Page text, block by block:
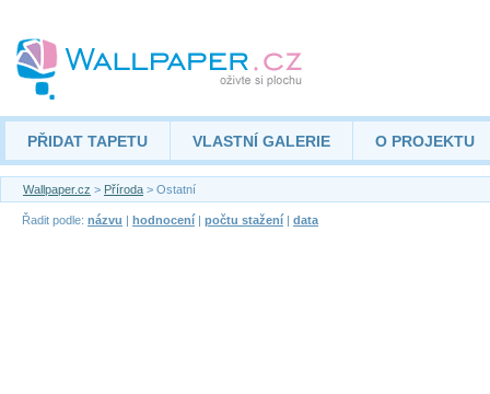
PŘIDAT TAPETU VLASTNÍ GALERIE O PROJEKTU
Wallpaper.cz > Příroda > Ostatní
Řadit podle: názvu | hodnocení | počtu stažení | data